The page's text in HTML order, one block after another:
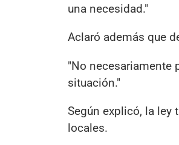
una necesidad."
Aclaró además que
"No necesariamente
situación."
Según explicó, la ley
locales.